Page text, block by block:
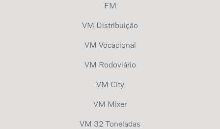
FM
VM Distribuição
VM Vocacional
VM Rodoviário
VM City
VM Mixer
VM 32 Toneladas